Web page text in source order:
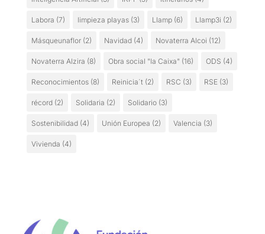
Labora (7) limpieza playas(3) Llamp(6) Llamp3i (2)
Másqueunaflor(2) Navidad(4) Novaterra Alcoi (12)
Novaterra Alzira (8) Obra social "la Caixa" (16) ODS (4)
Reconocimientos(8) Reinicia´t (2) RSC (3) RSE(3)
récord(2) Solidaria (2) Solidario(3)
Sostenibilidad(4) Unión Europea (2) Valencia (3)
Vivienda (4)